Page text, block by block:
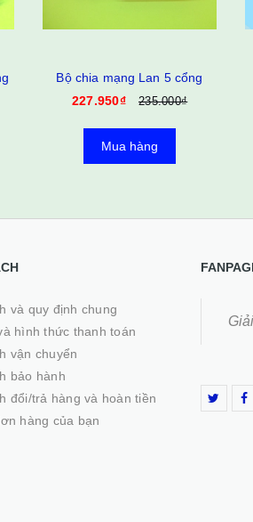
Bộ chia mạng Lan 5 cổng
227.950₫
235.000₫
Mua hàng
và quy định chung
hình thức thanh toán
vận chuyển
bảo hành
đổi/trả hàng và hoàn tiền
hàng của bạn